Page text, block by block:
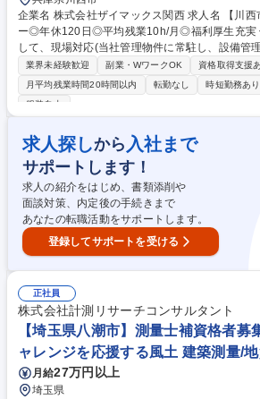
企業名 株式会社ザイマックス関西 求人名 【川西市】設備管理(BM)/リーダ
ー◎年休120日◎平均残業10h/月◎福利厚生充実 仕事の内容 リーダーと
して、現場対応(当社管理物件に常駐し、設備管
実施)をメインに新人育成も一部お任せします。
テップアップしていただくことを期待しております。 【具体的に
件：同社が受託管理するオフィスビルや商業施
視、点検や各種法令に基づく業務 ■物件の運営や
やレポート作成業務 ※建物の改変を伴う作業はなし。 募集職種
市】設備管理(BM)/リーダー◎年休120日◎平均
業界未経験歓迎 副業・WワークOK
資格取得支援
月平均残業時間20時間以内
転勤なし 時短勤務あり
服装自由
求人探しから 入社まで
サポートします！
求人の紹介をはじめ、書類添削や
面談対策、内定後の手続きまで
あなたの転職活動をサポートします。
登録してサポートを受ける
正社員
株式会社計測リサーチコンサルタント
【埼玉県八潮市】測量士補資格者募
ャレンジを応援する風土 建築測量/
月給27万円以上
埼玉県